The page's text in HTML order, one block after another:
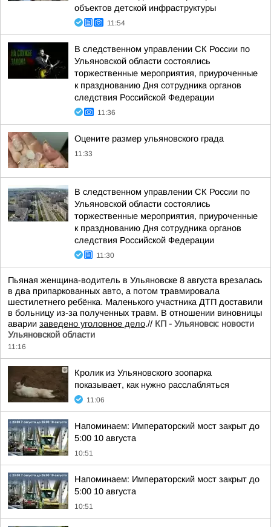
объектов детской инфраструктуры
11:54
В следственном управлении СК России по
Ульяновской области состоялись
торжественные мероприятия, приуроченные
к празднованию Дня сотрудника органов
следствия Российской Федерации
11:36
Оцените размер ульяновского града
11:33
В следственном управлении СК России по
Ульяновской области состоялись
торжественные мероприятия, приуроченные
к празднованию Дня сотрудника органов
следствия Российской Федерации
11:30
Пьяная женщина-водитель в Ульяновске 8 августа врезалась
в два припаркованных авто, а потом травмировала
шестилетнего ребёнка. Маленького участника ДТП доставили
в больницу из-за полученных травм. В отношении виновницы
аварии заведено уголовное дело.// КП - Ульяновск: новости
Ульяновской области
11:16
Кролик из Ульяновского зоопарка
показывает, как нужно расслабляться
11:06
Напоминаем: Императорский мост закрыт до
5:00 10 августа
10:51
Напоминаем: Императорский мост закрыт до
5:00 10 августа
10:51